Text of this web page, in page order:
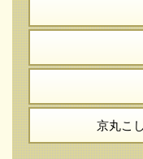
京丸こ